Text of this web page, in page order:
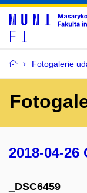
Fotogalerie
2018-04-26
_DSC6459